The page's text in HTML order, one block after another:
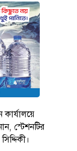
স্টেশনটির